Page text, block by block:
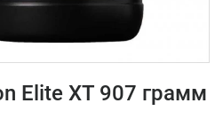
Elite XT 907 грамм